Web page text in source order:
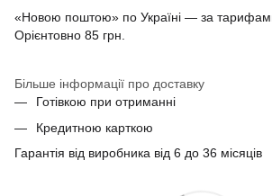
«Новою поштою» по Україні — за
Орієнтовно 85 грн.
Більше інформації про доставку
Готівкою при отриманні
Кредитною карткою
Гарантія від виробника від 6 до 36 місяців